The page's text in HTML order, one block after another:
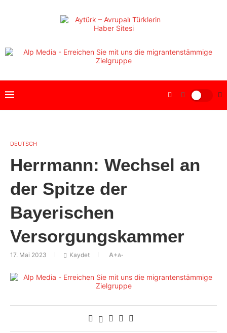
DEUTSCH
Herrmann: Wechsel an
der Spitze der
Bayerischen
Versorgungskammer
17. Mai 2023 Kaydet A+A-